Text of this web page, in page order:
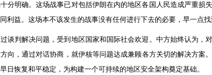
分明确。这场战事已对包括伊朗在内的地区各国人民造成严重
利益。这场本不该发生的战事没有任何进行下去的必要，早一点
谈判解决问题，受到地区国家和国际社会欢迎。中方始终认为
向，通过对话协商，就伊核等问题达成兼顾各方关切的解决方
日恢复和平稳定，为构建一个可持续的地区安全架构奠定基础。